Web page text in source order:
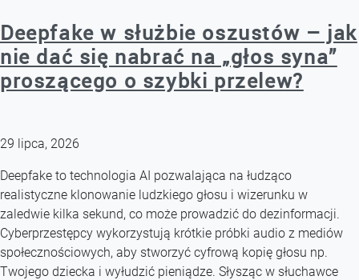
Deepfake w służbie oszustów – jak
nie dać się nabrać na „głos syna”
proszącego o szybki przelew?
29 lipca, 2026
Deepfake to technologia AI pozwalająca na łudząco
realistyczne klonowanie ludzkiego głosu i wizerunku w
zaledwie kilka sekund, co może prowadzić do dezinformacji.
Cyberprzestępcy wykorzystują krótkie próbki audio z mediów
społecznościowych, aby stworzyć cyfrową kopię głosu np.
Twojego dziecka i wyłudzić pieniądze. Słysząc w słuchawce